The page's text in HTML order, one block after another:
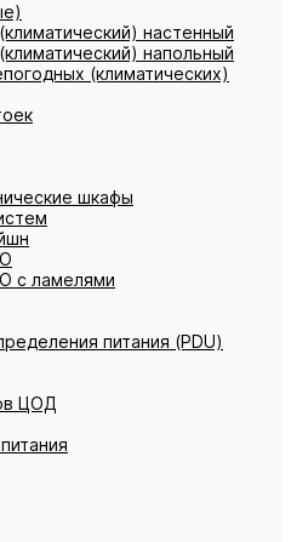
настенный
напольный
(климатических)
шкафы
с ламелями
питания (PDU)
ЦОД